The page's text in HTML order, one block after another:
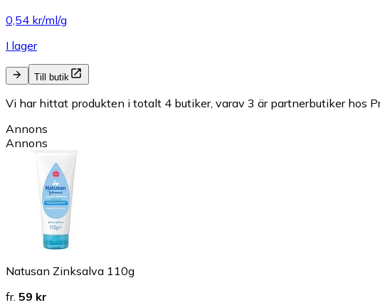
0,54 kr/ml/g
I lager
Till butik
Vi har hittat produkten i totalt 4 butiker, varav 3 är partnerbutiker hos
Annons
Annons
Natusan Zinksalva 110g
fr. 59 kr